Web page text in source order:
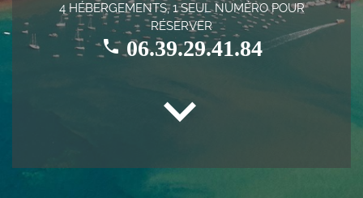
4 HÉBERGEMENTS, 1 SEUL NUMÉRO POUR
RÉSERVER
local_phone06.39.29.41.84
expand_more